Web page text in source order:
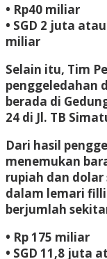
• Rp40 miliar
• SGD 2 juta
miliar
Selain itu, Tim
penggeledahan
berada di
24 di Jl. TB
Dari hasil
menemukan
rupiah dan
dalam lemari
berjumlah
• Rp 175 miliar
• SGD 11,8 juta